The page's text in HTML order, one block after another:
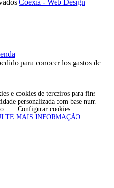
Coexia - Web Design
para conocer los gastos de
e cookies de terceiros para fins
personalizada com base num
Configurar cookies
MAIS INFORMAÇÃO